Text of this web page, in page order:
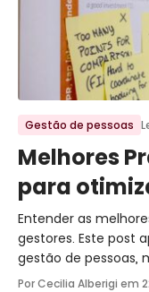
Gestão de pessoas
Melhores
para
Entender as
gestores. Este post
gestão de pessoas,
alinhar o RH aos
Por Cecilia Alberigi em